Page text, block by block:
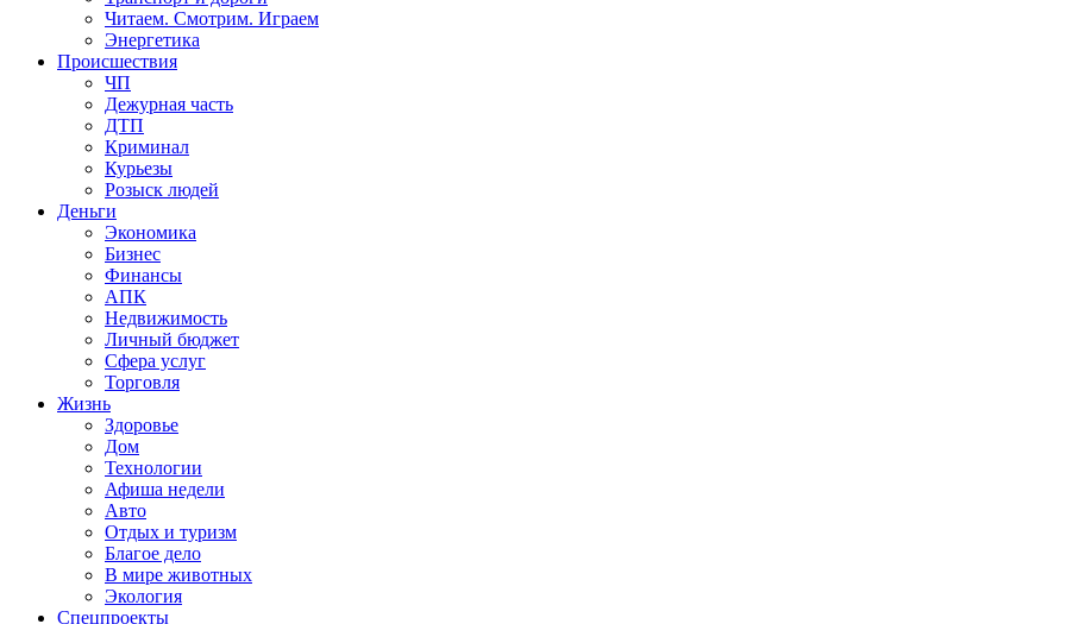
Читаем. Смотрим. Играем
Энергетика
Происшествия
ЧП
Дежурная часть
ДТП
Криминал
Курьезы
Розыск людей
Деньги
Экономика
Бизнес
Финансы
АПК
Недвижимость
Личный бюджет
Сфера услуг
Торговля
Жизнь
Здоровье
Дом
Технологии
Афиша недели
Авто
Отдых и туризм
Благое дело
В мире животных
Экология
Спецпроекты